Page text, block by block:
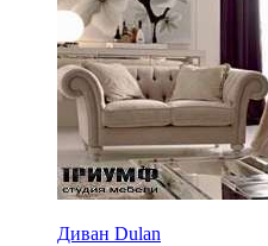
Диван Dulan